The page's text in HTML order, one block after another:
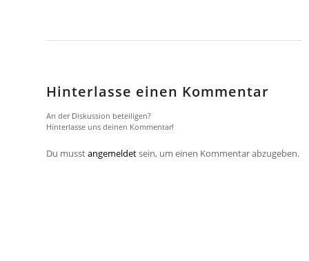
Hinterlasse einen Kommentar
An der Diskussion beteiligen?
Hinterlasse uns deinen Kommentar!
Du musstangemeldetsein, um einen Kommentar abzugeben.